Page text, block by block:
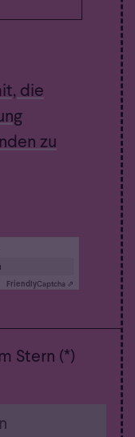
die
zu
FriendlyCaptcha ⇗
Stern (*)